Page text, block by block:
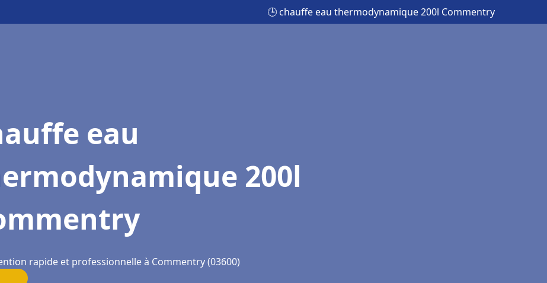
🕒 chauffe eau thermodynamique 200l Commentry
eau
200l
rapide et professionnelle à Commentry (03600)